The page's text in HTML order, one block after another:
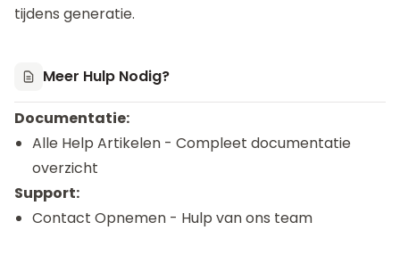
tijdens generatie.
Meer Hulp Nodig?
Documentatie:
Alle Help Artikelen - Compleet documentatie
overzicht
Support:
Contact Opnemen - Hulp van ons team